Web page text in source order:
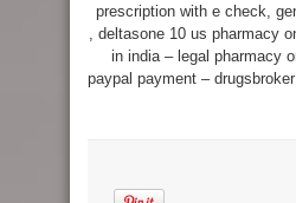
prescription with e check,
, deltasone 10 us pharmacy
in india – legal pharmacy
paypal payment –